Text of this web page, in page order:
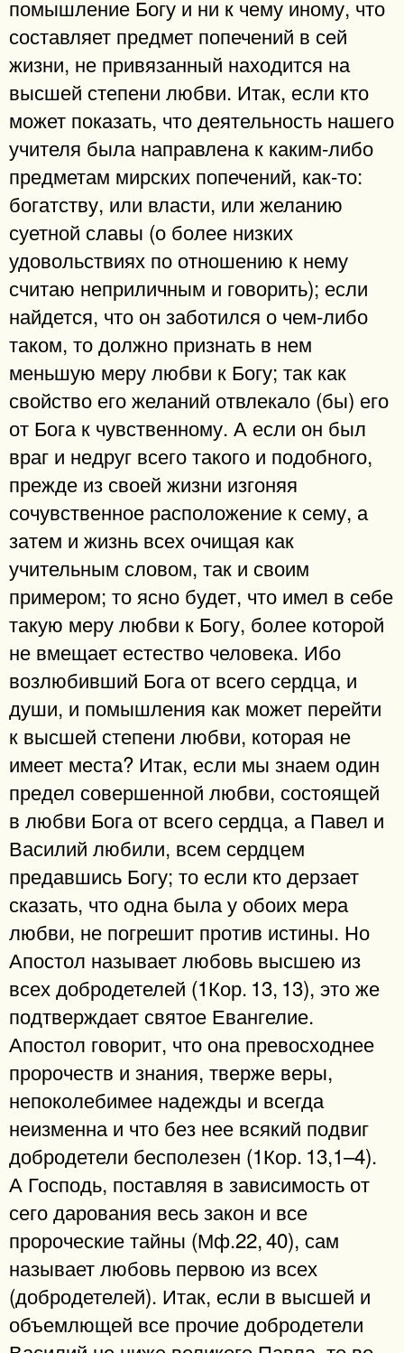
помышление Богу и ни к чему иному, что
составляет предмет попечений в сей
жизни, не привязанный находится на
высшей степени любви. Итак, если кто
может показать, что деятельность нашего
учителя была направлена к каким-либо
предметам мирских попечений, как-то:
богатству, или власти, или желанию
суетной славы (о более низких
удовольствиях по отношению к нему
считаю неприличным и говорить); если
найдется, что он заботился о чем-либо
таком, то должно признать в нем
меньшую меру любви к Богу; так как
свойство его желаний отвлекало (бы) его
от Бога к чувственному. А если он был
враг и недруг всего такого и подобного,
прежде из своей жизни изгоняя
сочувственное расположение к сему, а
затем и жизнь всех очищая как
учительным словом, так и своим
примером; то ясно будет, что имел в себе
такую меру любви к Богу, более которой
не вмещает естество человека. Ибо
возлюбивший Бога от всего сердца, и
души, и помышления как может перейти
к высшей степени любви, которая не
имеет места? Итак, если мы знаем один
предел совершенной любви, состоящей
в любви Бога от всего сердца, а Павел и
Василий любили, всем сердцем
предавшись Богу; то если кто дерзает
сказать, что одна была у обоих мера
любви, не погрешит против истины. Но
Апостол называет любовь высшею из
всех добродетелей (1Кор. 13, 13), это же
подтверждает святое Евангелие.
Апостол говорит, что она превосходнее
пророчеств и знания, тверже веры,
непоколебимее надежды и всегда
неизменна и что без нее всякий подвиг
добродетели бесполезен (1Кор. 13,1–4).
А Господь, поставляя в зависимость от
сего дарования весь закон и все
пророческие тайны (Мф.22, 40), сам
называет любовь первою из всех
(добродетелей). Итак, если в высшей и
объемлющей все прочие добродетели